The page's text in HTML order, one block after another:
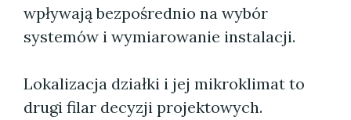
wpływają bezpośrednio na wybór
systemów i wymiarowanie instalacji.
Lokalizacja działki i jej mikroklimat to
drugi filar decyzji projektowych.